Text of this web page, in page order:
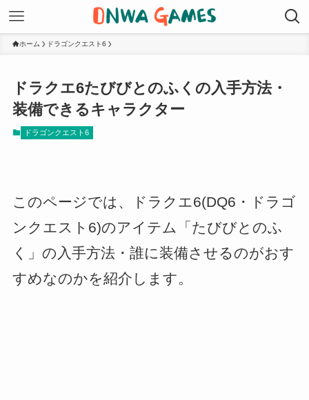
ホーム ドラゴンクエスト6
ドラクエ6たびびとのふくの入手方法・
装備できるキャラクター
ドラゴンクエスト6
このページでは、ドラクエ6(DQ6・ドラゴ
ンクエスト6)のアイテム「たびびとのふ
く」の入手方法・誰に装備させるのがおす
すめなのかを紹介します。